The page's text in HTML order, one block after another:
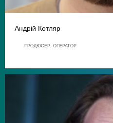
Андрій Котляр
ПРОДЮСЕР, ОПЕРАТОР